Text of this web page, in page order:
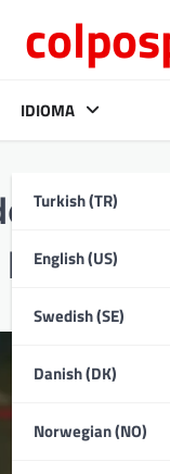
IDIOMA
Turkish (TR)
English (US)
Swedish (SE)
Danish (DK)
Norwegian (NO)
Riot: